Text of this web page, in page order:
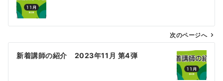
ビ
次のページへ
新着講師の紹介 2023年11月 第4弾